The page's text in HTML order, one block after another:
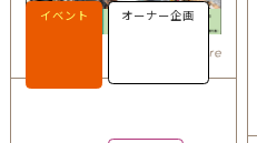
イベント オーナー企画